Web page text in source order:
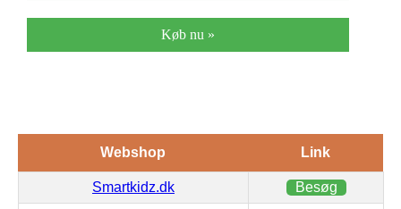
Køb nu »
Webshop Link
Smartkidz.dk Besøg